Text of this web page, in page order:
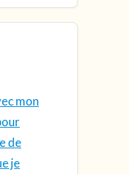
mon
de
je